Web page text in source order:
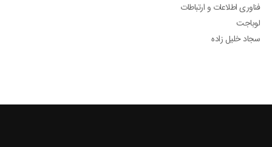
فناوری اطلاعات و ارتباطات
لوباجت
سجاد خلیل زاده